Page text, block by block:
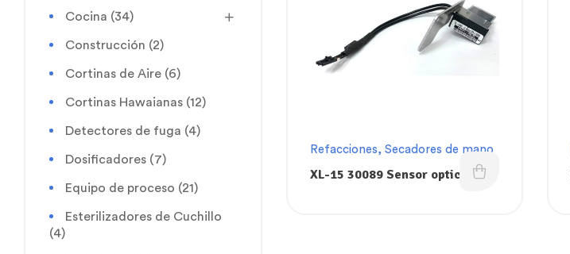
Refacciones, Secadores de mano
XL-15 30089 Sensor optico para
Cocina (34)
Construcción (2)
Cortinas de Aire (6)
Cortinas Hawaianas (12)
Detectores de fuga (4)
Dosificadores (7)
Equipo de proceso (21)
Esterilizadores de Cuchillo
(4)